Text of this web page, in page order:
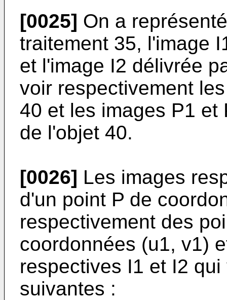
[0025] On a
traitement 35, l'image
et l'image I2 délivrée
voir respectivement
40 et les images P1 et
de l'objet 40.
[0026] Les images
d'un point P de
respectivement des
coordonnées (u1, v1)
respectives I1 et I2
suivantes :